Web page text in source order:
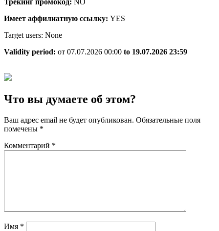
Имеет аффилиатную ссылку: YES
Target users: None
Validity period: от 07.07.2026 00:00 to 19.07.2026 23:59
Что вы думаете об этом?
Ваш адрес email не будет опубликован. Обязательные поля
помечены *
Комментарий *
Имя *